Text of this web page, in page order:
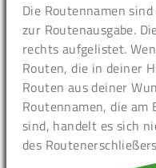
Die Routennamen
zur Routenausgabe.
rechts aufgelistet.
Routen, die in deiner
Routen aus deiner
Routennamen, die
sind, handelt es sich
des